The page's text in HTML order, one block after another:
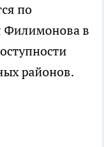
по
Филимонова в
районов.